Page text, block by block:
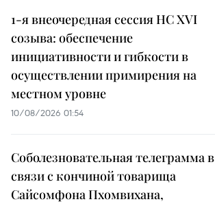
1-я внеочередная сессия НС XVI
созыва: обеспечение
инициативности и гибкости в
осуществлении примирения на
местном уровне
10/08/2026 01:54
Соболезновательная телеграмма в
связи с кончиной товарища
Сайсомфона Пхомвихана,